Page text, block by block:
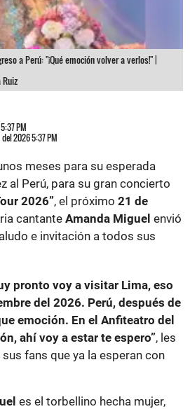
a Perú: "¡Qué emoción volver a verlos!" |
Ruiz
PM
2026 5:37 PM
meses para su esperada
al Perú, para su gran concierto
2026”, el próximo 21 de
cantante Amanda Miguel envió
e invitación a todos sus
pronto voy a visitar Lima, eso
del 2026. Perú, después de
emoción. En el Anfiteatro del
ahí voy a estar te espero”, les
sus fans que ya la esperan con
es el torbellino hecha mujer,